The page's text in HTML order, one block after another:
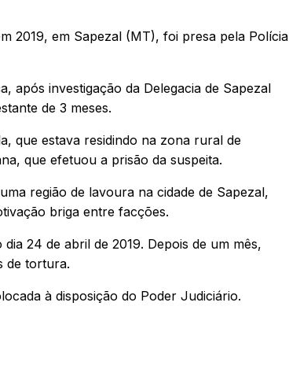
2019, em Sapezal (MT), foi presa pela Polícia
após investigação da Delegacia de Sapezal
de 3 meses.
que estava residindo na zona rural de
que efetuou a prisão da suspeita.
região de lavoura na cidade de Sapezal,
briga entre facções.
24 de abril de 2019. Depois de um mês,
de tortura.
à disposição do Poder Judiciário.